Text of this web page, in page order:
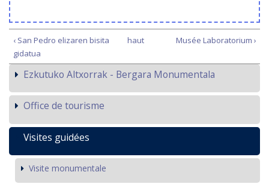
‹ San Pedro elizaren bisita
gidatua
haut Musée Laboratorium ›
Ezkutuko Altxorrak - Bergara Monumentala
Office de tourisme
Visites guidées
Visite monumentale